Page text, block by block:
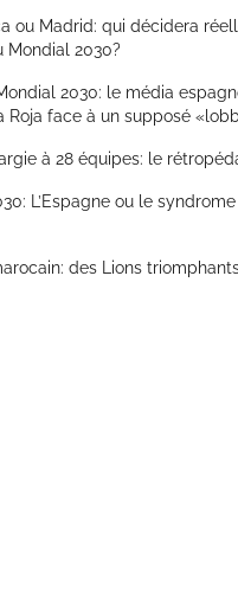
ou Madrid: qui décidera
Mondial 2030?
2030: le média
Roja face à un supposé
à 28 équipes: le
L’Espagne ou le
des Lions